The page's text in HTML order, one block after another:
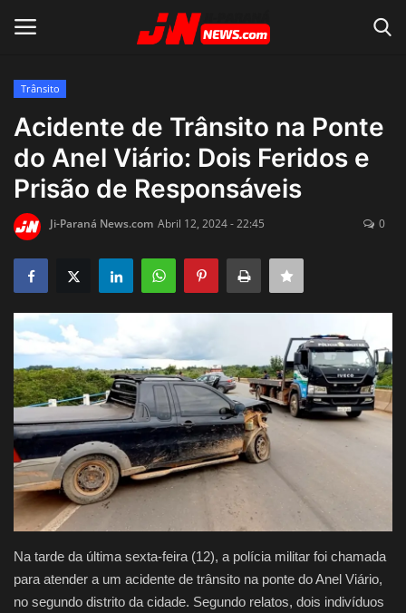
Home
Acidente
Polícia
Política
Justiça
Brasil
Educação
Galeria
Trânsito
Acidente de Trânsito na Ponte
do Anel Viário: Dois Feridos e
Prisão de Responsáveis
Ji-Paraná News.com Abril 12, 2024 - 22:45 0
Na tarde da última sexta-feira (12), a polícia militar foi chamada
para atender a um acidente de trânsito na ponte do Anel Viário,
no segundo distrito da cidade. Segundo relatos, dois indivíduos